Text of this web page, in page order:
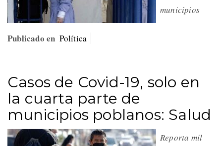
municipios
Publicado en Política
Casos de Covid-19, solo en
la cuarta parte de
municipios poblanos: Salud
Reporta mil